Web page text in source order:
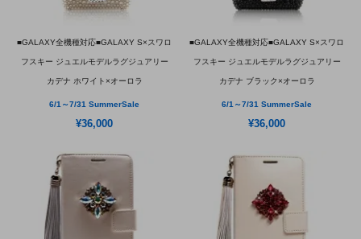
■GALAXY全機種対応■GALAXY S×スワロ
フスキー ジュエルモデルラグジュアリー
カデナ ホワイト×オーロラ
6/1～7/31 SummerSale
¥36,000
■GALAXY全機種対応■GALAXY S×スワロ
フスキー ジュエルモデルラグジュアリー
カデナ ブラック×オーロラ
6/1～7/31 SummerSale
¥36,000